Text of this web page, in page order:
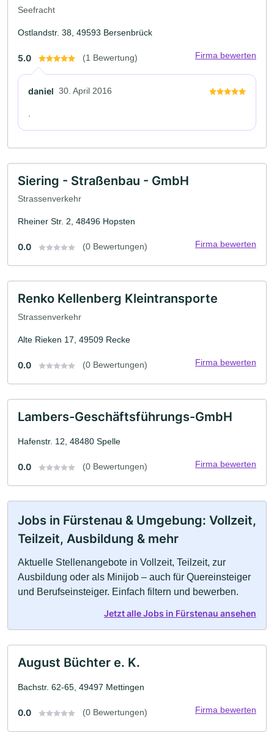
Seefracht
Ostlandstr. 38, 49593 Bersenbrück
5.0 (1 Bewertung) Firma bewerten
daniel 30. April 2016
Siering - Straßenbau - GmbH
Strassenverkehr
Rheiner Str. 2, 48496 Hopsten
0.0 (0 Bewertungen) Firma bewerten
Renko Kellenberg Kleintransporte
Strassenverkehr
Alte Rieken 17, 49509 Recke
0.0 (0 Bewertungen) Firma bewerten
Lambers-Geschäftsführungs-GmbH
Hafenstr. 12, 48480 Spelle
0.0 (0 Bewertungen) Firma bewerten
Jobs in Fürstenau & Umgebung: Vollzeit,
Teilzeit, Ausbildung & mehr
Aktuelle Stellenangebote in Vollzeit, Teilzeit, zur
Ausbildung oder als Minijob – auch für Quereinsteiger
und Berufseinsteiger. Einfach filtern und bewerben.
Jetzt alle Jobs in Fürstenau ansehen
August Büchter e. K.
Bachstr. 62-65, 49497 Mettingen
0.0 (0 Bewertungen) Firma bewerten